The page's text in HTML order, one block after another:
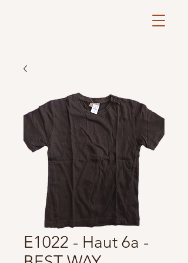
E1022 - Haut 6a -